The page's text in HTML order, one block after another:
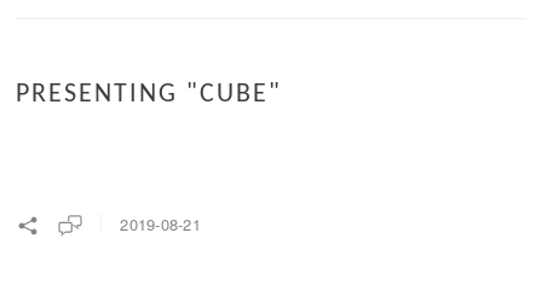
PRESENTING "CUBE"
2019-08-21